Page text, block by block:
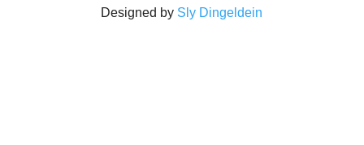
Designed by Sly Dingeldein